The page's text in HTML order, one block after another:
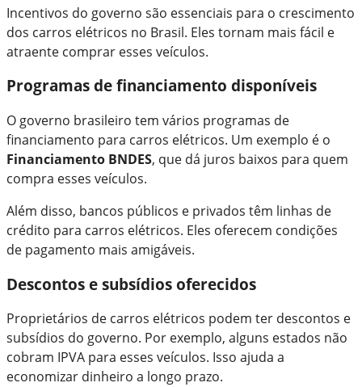
Incentivos do governo são essenciais para o crescimento
dos carros elétricos no Brasil. Eles tornam mais fácil e
atraente comprar esses veículos.
Programas de financiamento disponíveis
O governo brasileiro tem vários programas de
financiamento para carros elétricos. Um exemplo é o
Financiamento BNDES, que dá juros baixos para quem
compra esses veículos.
Além disso, bancos públicos e privados têm linhas de
crédito para carros elétricos. Eles oferecem condições
de pagamento mais amigáveis.
Descontos e subsídios oferecidos
Proprietários de carros elétricos podem ter descontos e
subsídios do governo. Por exemplo, alguns estados não
cobram IPVA para esses veículos. Isso ajuda a
economizar dinheiro a longo prazo.